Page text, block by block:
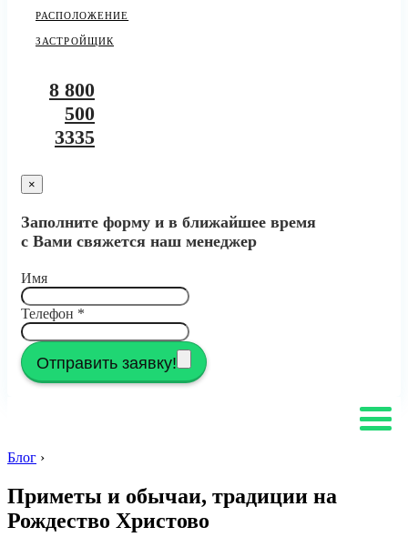
РАСПОЛОЖЕНИЕ
ЗАСТРОЙЩИК
8 800
500
3335
×
Заполните форму и в ближайшее время
с Вами свяжется наш менеджер
Имя
Телефон *
Отправить заявку!
Блог ›
Приметы и обычаи, традиции на
Рождество Христово